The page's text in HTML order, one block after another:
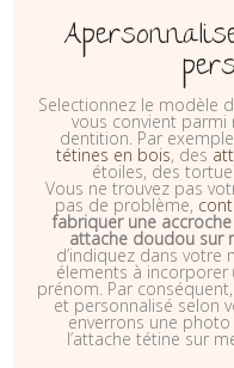
Selectionnez le modèle
vous convient
dentition. Par
tétines en bois, des
étoiles, des
Vous ne trouvez pas
pas de problème,
fabriquer une
attache doudou sur
d’indiquez dans votre
élements à incorporer
prénom. Par
et personnalisé selon
enverrons une
l’attache tétine sur